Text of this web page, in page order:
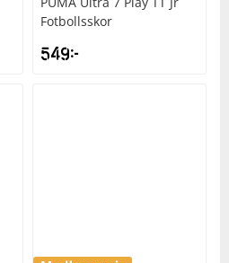
Fotbollsskor
549kr